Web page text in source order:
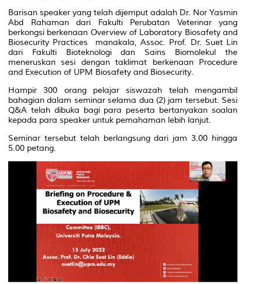
Barisan speaker yang telah dijemput adalah Dr. Nor Yasmin
Abd Rahaman dari Fakulti Perubatan Veterinar yang
berkongsi berkenaan Overview of Laboratory Biosafety and
Biosecurity Practices manakala, Assoc. Prof. Dr. Suet Lin
dari Fakulti Bioteknologi dan Sains Biomolekul the
meneruskan sesi dengan taklimat berkenaan Procedure
and Execution of UPM Biosafety and Biosecurity.
Hampir 300 orang pelajar siswazah telah mengambil
bahagian dalam seminar selama dua (2) jam tersebut. Sesi
Q&A telah dibuka bagi para peserta bertanyakan soalan
kepada para speaker untuk pemahaman lebih lanjut.
Seminar tersebut telah berlangsung dari jam 3.00 hingga
5.00 petang.